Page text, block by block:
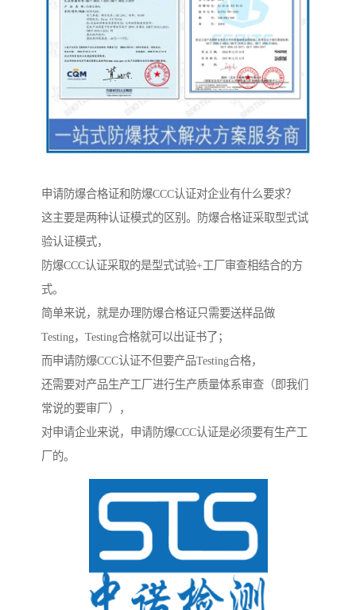
申请防爆合格证和防爆CCC认证对企业有什么要求？
这主要是两种认证模式的区别。防爆合格证采取型式试
验认证模式，
防爆CCC认证采取的是型式试验+工厂审查相结合的方
式。
简单来说，就是办理防爆合格证只需要送样品做
Testing，Testing合格就可以出证书了；
而申请防爆CCC认证不但要产品Testing合格，
还需要对产品生产工厂进行生产质量体系审查（即我们
常说的要审厂），
对申请企业来说，申请防爆CCC认证是必须要有生产工
厂的。